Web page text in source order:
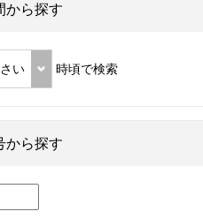
から探す
い 時頃で検索
から探す